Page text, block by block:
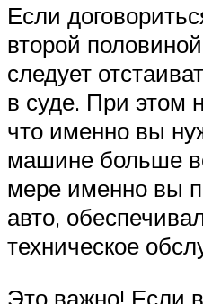
Если
второй
следует
в суде. При этом
что именно вы
машине больше
мере именно вы
авто,
техническое
Это важно! Если